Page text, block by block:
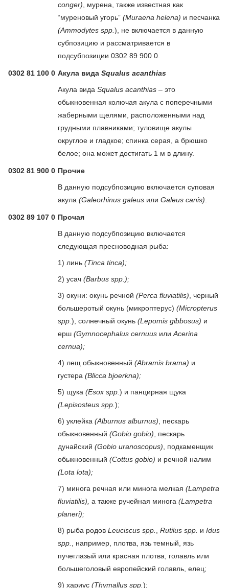
conger) , мурена, также известная как
“муреновый угорь” (Muraena helena) и песчанка
(Ammodytes spp. ), не включается в данную
субпозицию и рассматривается в
подсубпозиции 0302 89 900 0.
0302 81 100 0 Акула вида Squalus acanthias
Акула вида Squalus acanthias – это
обыкновенная колючая акула с поперечными
жаберными щелями, расположенными над
грудными плавниками; туловище акулы
округлое и гладкое; спинка серая, а брюшко
белое; она может достигать 1 м в длину.
0302 81 900 0 Прочие
В данную подсубпозицию включается суповая
акула (Galeorhinus galeus или Galeus canis)
0302 89 107 0 Прочая
В данную подсубпозицию включается
следующая пресноводная рыба:
1) линь (Tinca tinca);
2) усач (Barbus spp.);
3) окуни: окунь речной (Perca fluviatilis) , черный
большеротый окунь (микроптерус) (Micropterus
spp. ), солнечный окунь (Lepomis gibbosus) и
ерш (Gymnocephalus cernuus или Acerina
cernua);
4) лещ обыкновенный (Abramis brama) и
густера (Blicca bjoerkna);
5) щука (Esox spp. ) и панцирная щука
(Lepisosteus spp. );
6) уклейка (Alburnus alburnus) , пескарь
обыкновенный (Gobio gobio) , пескарь
дунайский (Gobio uranoscopus) , подкаменщик
обыкновенный (Cottus gobio) и речной налим
(Lota lota);
7) минога речная или минога мелкая (Lampetra
fluviatilis), а также ручейная минога (Lampetra
planeri);
8) рыба родов Leuciscus spp. Rutilus spp. и Idus
spp.
, например, плотва, язь темный, язь
пучеглазый или красная плотва, голавль или
большеголовый европейский голавль, елец;
9) хариус (Thymallus spp. );